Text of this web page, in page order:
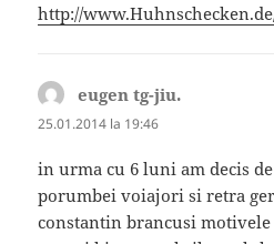
http://
eugen tg-jiu.
25.01.2014 la 19:46
in urma cu 6 luni am decis
porumbei voiajori si retra
constantin brancusi